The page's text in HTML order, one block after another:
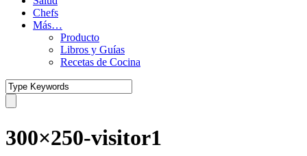
Chefs
Más…
Producto
Libros y Guías
Recetas de Cocina
300×250-visitor1